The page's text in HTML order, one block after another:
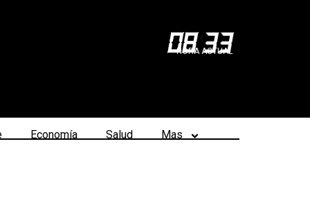
08:33
HORA ACTUAL
Economía Salud Mas